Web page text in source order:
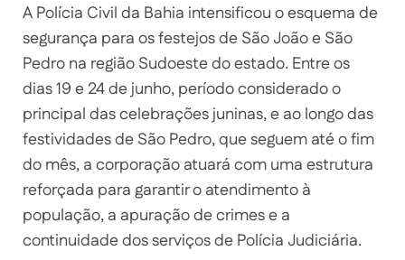
A Polícia Civil da Bahia intensificou o esquema de
segurança para os festejos de São João e São
Pedro na região Sudoeste do estado. Entre os
dias 19 e 24 de junho, período considerado o
principal das celebrações juninas, e ao longo das
festividades de São Pedro, que seguem até o fim
do mês, a corporação atuará com uma estrutura
reforçada para garantir o atendimento à
população, a apuração de crimes e a
continuidade dos serviços de Polícia Judiciária.